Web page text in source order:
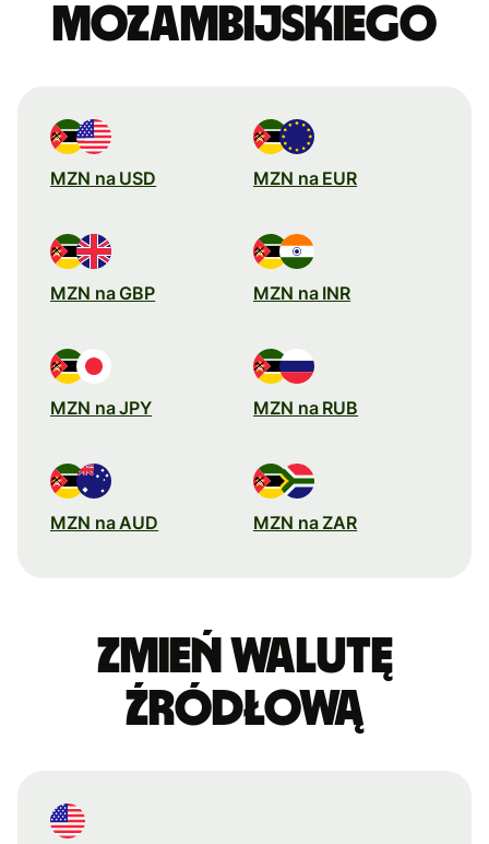
mozambijskiego
MZN na USD MZN na EUR
MZN na GBP MZN na INR
MZN na JPY MZN na RUB
MZN na AUD MZN na ZAR
Zmień walutę
źródłową